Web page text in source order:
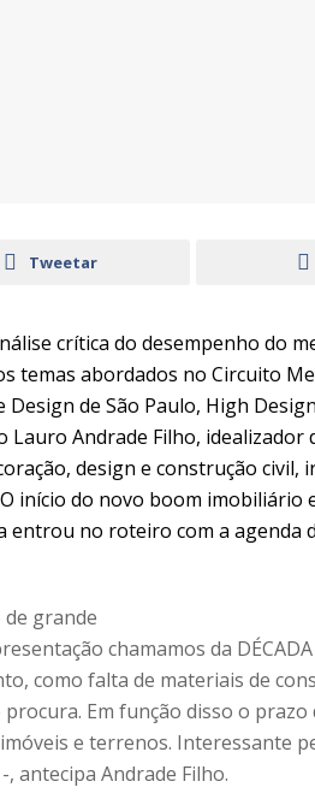
Tweetar
crítica do desempenho do
temas abordados no Circuito
de São Paulo, High
Lauro Andrade Filho, idealizador
design e construção civil,
início do novo boom imobiliário
entrou no roteiro com a agenda
de grande
chamamos da DÉCADA
como falta de materiais de
Em função disso o
e terrenos. Interessante
antecipa Andrade Filho.